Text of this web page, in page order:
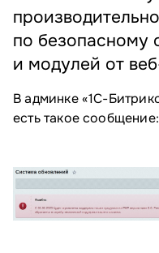
по безопасному
и модулей от
В админке «1С-
есть такое сообщение: